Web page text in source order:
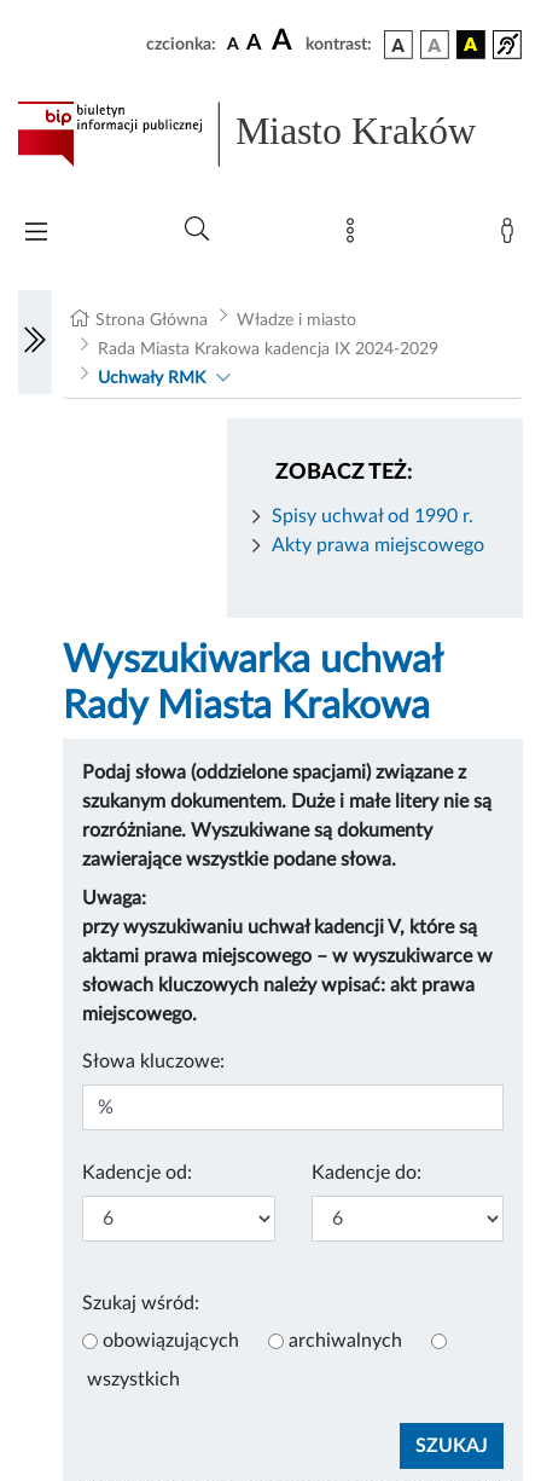
czcionka: A A A kontrast:
Miasto Kraków
Strona Główna
Władze i miasto
Rada Miasta Krakowa kadencja IX 2024-2029
Uchwały RMK
ZOBACZ TEŻ:
Spisy uchwał od 1990 r.
Akty prawa miejscowego
Wyszukiwarka uchwał
Rady Miasta Krakowa
Podaj słowa (oddzielone spacjami) związane z
szukanym dokumentem. Duże i małe litery nie są
rozróżniane. Wyszukiwane są dokumenty
zawierające wszystkie podane słowa.
Uwaga:
przy wyszukiwaniu uchwał kadencji V, które są
aktami prawa miejscowego – w wyszukiwarce w
słowach kluczowych należy wpisać: akt prawa
miejscowego.
Słowa kluczowe:
Kadencje od: Kadencje do:
Szukaj wśród:
obowiązujących
archiwalnych
wszystkich